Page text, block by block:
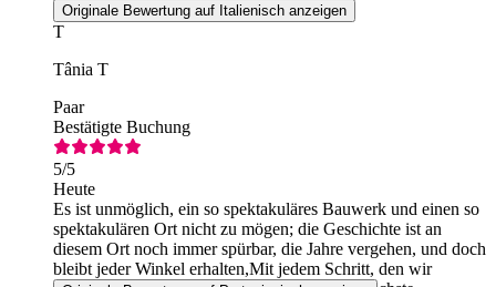
Originale Bewertung auf Italienisch anzeigen
T
Tânia T
Paar
Bestätigte Buchung
5/5
Heute
Es ist unmöglich, ein so spektakuläres Bauwerk und einen so
spektakulären Ort nicht zu mögen; die Geschichte ist an
diesem Ort noch immer spürbar, die Jahre vergehen, und doch
bleibt jeder Winkel erhalten,Mit jedem Schritt, den wir